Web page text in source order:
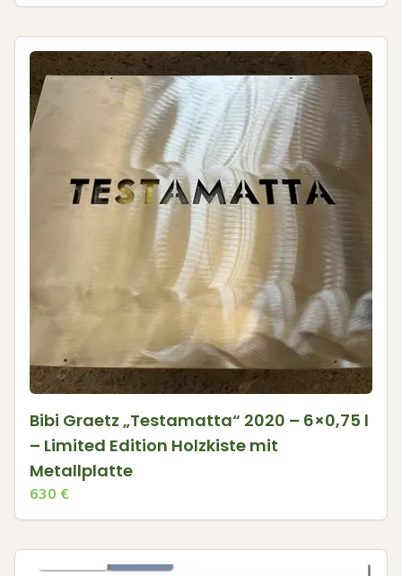
Bibi Graetz „Testamatta“ 2020 – 6×0,75 l
– Limited Edition Holzkiste mit
Metallplatte
630 €